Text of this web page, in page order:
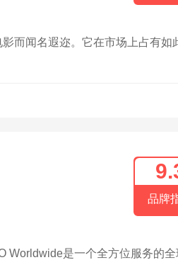
而闻名遐迩。它在市场上占有如
品牌
Worldwide是一个全方位服务的全